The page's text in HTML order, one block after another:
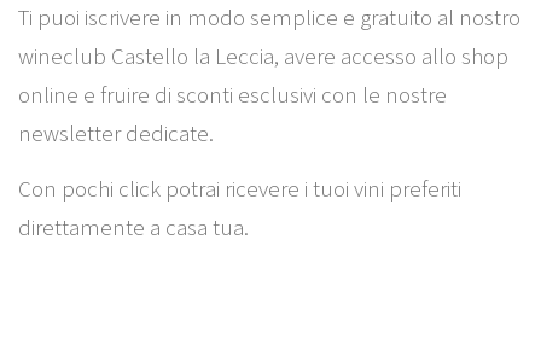
Ti puoi iscrivere in modo semplice e gratuito al nostro
wineclub Castello la Leccia, avere accesso allo shop
online e fruire di sconti esclusivi con le nostre
newsletter dedicate.
Con pochi click potrai ricevere i tuoi vini preferiti
direttamente a casa tua.